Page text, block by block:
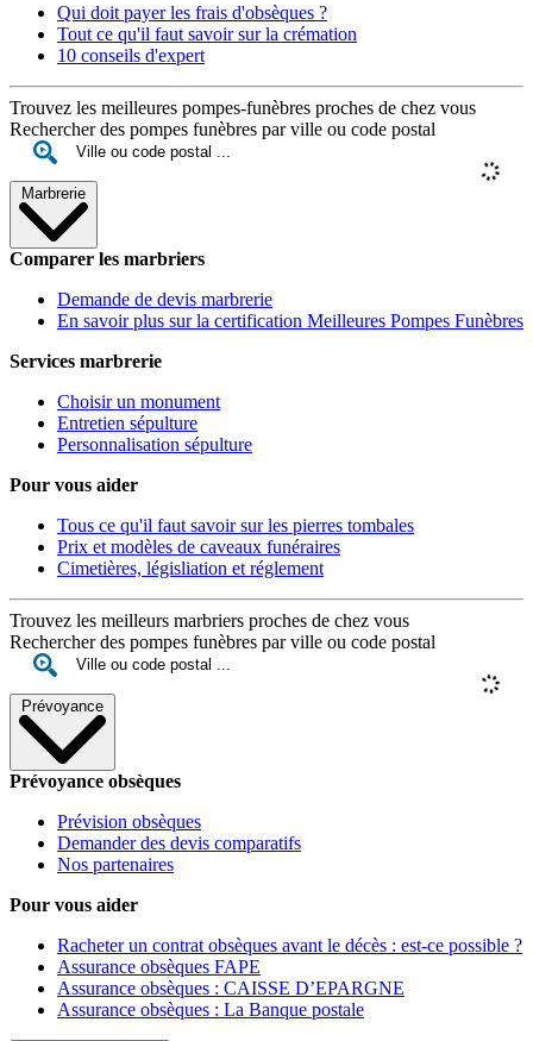
Qui doit payer les frais d'obsèques ?
Tout ce qu'il faut savoir sur la crémation
10 conseils d'expert
Trouvez les meilleures pompes-funèbres proches de chez vous
Rechercher des pompes funèbres par ville ou code postal
Marbrerie
Comparer les marbriers
Demande de devis marbrerie
En savoir plus sur la certification Meilleures Pompes Funèbres
Services marbrerie
Choisir un monument
Entretien sépulture
Personnalisation sépulture
Pour vous aider
Tous ce qu'il faut savoir sur les pierres tombales
Prix et modèles de caveaux funéraires
Cimetières, législiation et réglement
Trouvez les meilleurs marbriers proches de chez vous
Rechercher des pompes funèbres par ville ou code postal
Prévoyance
Prévoyance obsèques
Prévision obsèques
Demander des devis comparatifs
Nos partenaires
Pour vous aider
Racheter un contrat obsèques avant le décès : est-ce possible ?
Assurance obsèques FAPE
Assurance obsèques : CAISSE D’EPARGNE
Assurance obsèques : La Banque postale